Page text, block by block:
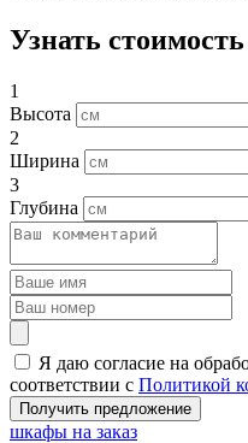
Узнать
1
Высота
2
Ширина
3
Глубина
Я даю согласие на
соответствии с Политикой
Получить предложение
шкафы на заказ